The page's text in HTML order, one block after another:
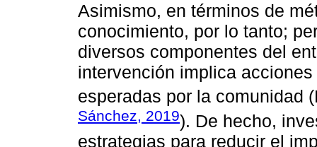
Asimismo, en términos de
conocimiento, por lo tanto;
diversos componentes del
intervención implica
esperadas por la comunidad
Sánchez, 2019). De hecho,
estrategias para reducir el